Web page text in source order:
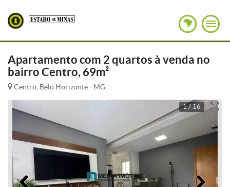
Apartamento com 2 quartos à venda no
bairro Centro, 69m²
Centro, Belo Horizonte - MG
1 / 16
Anterior